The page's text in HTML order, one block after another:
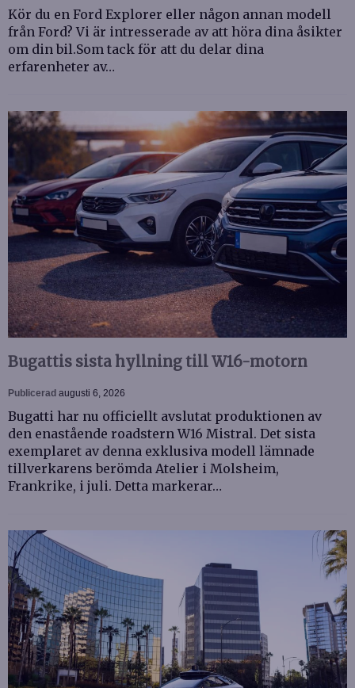
Kör du en Ford Explorer eller någon annan modell
från Ford? Vi är intresserade av att höra dina åsikter
om din bil.Som tack för att du delar dina
erfarenheter av…
Bugattis sista hyllning till W16-motorn
Publicerad augusti 6, 2026
Bugatti har nu officiellt avslutat produktionen av
den enastående roadstern W16 Mistral. Det sista
exemplaret av denna exklusiva modell lämnade
tillverkarens berömda Atelier i Molsheim,
Frankrike, i juli. Detta markerar…